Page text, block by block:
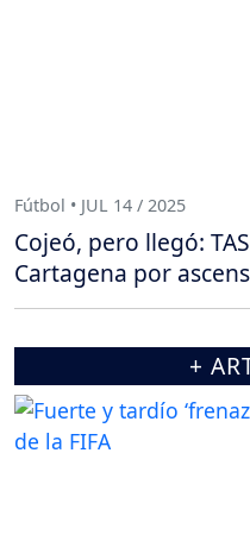
Fútbol • JUL 14 / 2025
Cojeó, pero llegó:
Cartagena por
+